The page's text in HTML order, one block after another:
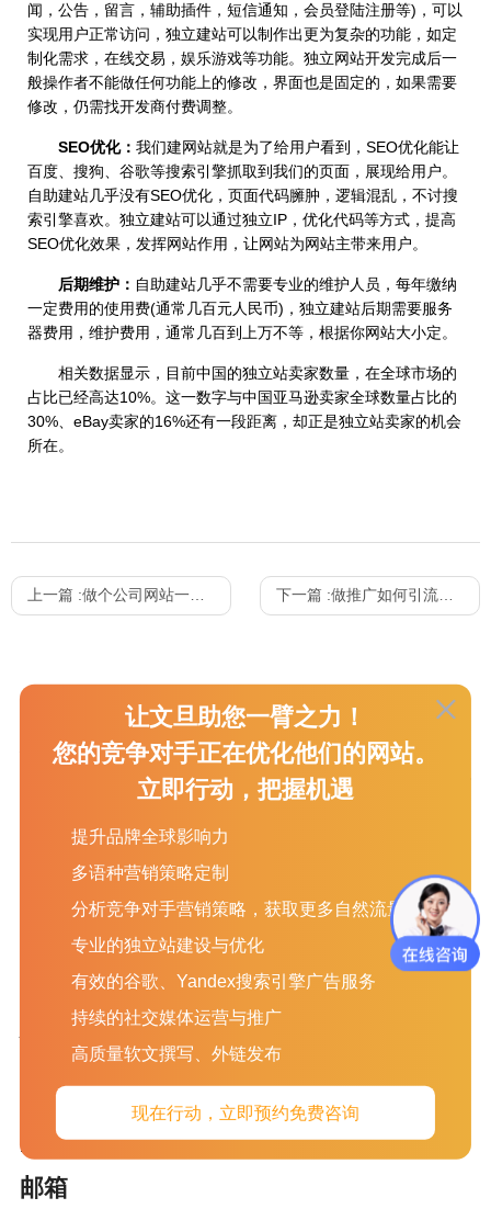
闻，公告，留言，辅助插件，短信通知，会员登陆注册等)，可以
实现用户正常访问，独立建站可以制作出更为复杂的功能，如定
制化需求，在线交易，娱乐游戏等功能。独立网站开发完成后一
般操作者不能做任何功能上的修改，界面也是固定的，如果需要
修改，仍需找开发商付费调整。
SEO优化： 我们建网站就是为了给用户看到，SEO优化能让
百度、搜狗、谷歌等搜索引擎抓取到我们的页面，展现给用户。
自助建站几乎没有SEO优化，页面代码臃肿，逻辑混乱，不讨搜
索引擎喜欢。独立建站可以通过独立IP，优化代码等方式，提高
SEO优化效果，发挥网站作用，让网站为网站主带来用户。
后期维护： 自助建站几乎不需要专业的维护人员，每年缴纳
一定费用的使用费(通常几百元人民币)，独立建站后期需要服务
器费用，维护费用，通常几百到上万不等，根据你网站大小定。
相关数据显示，目前中国的独立站卖家数量，在全球市场的
占比已经高达10%。这一数字与中国亚马逊卖家全球数量占比的
30%、eBay卖家的16%还有一段距离，却正是独立站卖家的机会
所在。
上一篇 :做个公司网站一般需要多少钱（做网站多少钱） 下一篇 :做推广如何引流（怎样引流推广）
服务项目
GOOGLE 广告
社交媒体营销
关于我们
加入我们
客户评价
联络我们
新闻资讯
外贸建站知识
社交媒体知识
文旦动态
网站运营SEO
苏州（总部）
苏州市姑苏区苏城商贸中心B座1908
181-3616-4626
邮箱
让文旦助您一臂之力！
您的竞争对手正在优化他们的网站。
立即行动，把握机遇
提升品牌全球影响力
多语种营销策略定制
分析竞争对手营销策略，获取更多自然流量
专业的独立站建设与优化
有效的谷歌、Yandex搜索引擎广告服务
持续的社交媒体运营与推广
高质量软文撰写、外链发布
现在行动，立即预约免费咨询